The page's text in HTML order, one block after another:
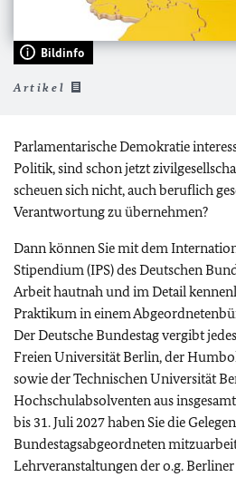
Bildinfo
Artikel
Parlamentarische Demokratie
Politik, sind schon jetzt
scheuen sich nicht, auch beruflich
Verantwortung zu übernehmen?
Dann können Sie mit dem
Stipendium (IPS) des Deutschen
Arbeit hautnah und im Detail
Praktikum in einem
Der Deutsche Bundestag vergibt
Freien Universität Berlin, der
sowie der Technischen Universität
Hochschulabsolventen aus
bis 31. Juli 2027 haben Sie die
Bundestagsabgeordneten
Lehrveranstaltungen der o.g.